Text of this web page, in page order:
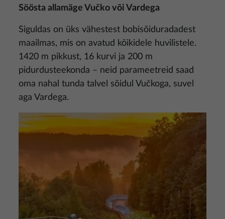
Söösta allamäge Vučko või Vardega
Siguldas on üks vähestest bobisõiduradadest
maailmas, mis on avatud kõikidele huvilistele.
1420 m pikkust, 16 kurvi ja 200 m
pidurdusteekonda – neid parameetreid saad
oma nahal tunda talvel sõidul Vučkoga, suvel
aga Vardega.
Pilt